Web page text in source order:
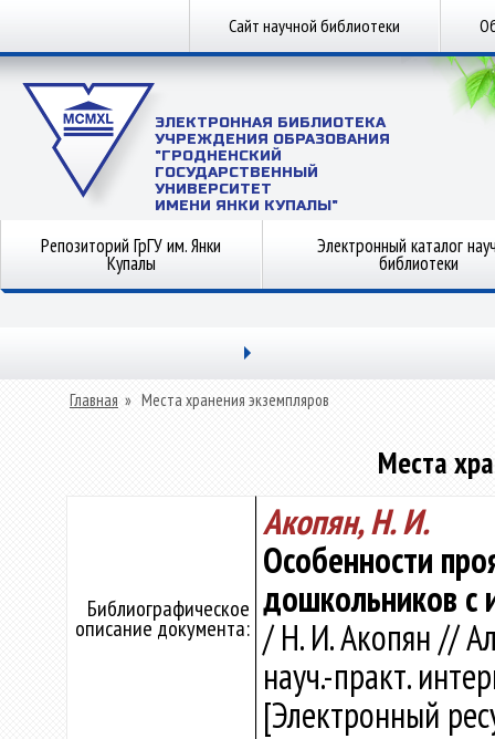
Сайт научной библиотеки
ЭЛЕКТРОННАЯ БИБЛИОТЕКА
УЧРЕЖДЕНИЯ ОБРАЗОВАНИЯ
"ГРОДНЕНСКИЙ
ГОСУДАРСТВЕННЫЙ
УНИВЕРСИТЕТ
ИМЕНИ ЯНКИ КУПАЛЫ"
Репозиторий ГрГУ им. Янки
Купалы
Электронный каталог
библиотеки
Главная » Места хранения экземпляров
Места
Библиографическое
описание документа:
Акопян, Н. И.
Особенности
дошкольников с
/ Н. И. Акопян //
науч.-практ.
[Электронный